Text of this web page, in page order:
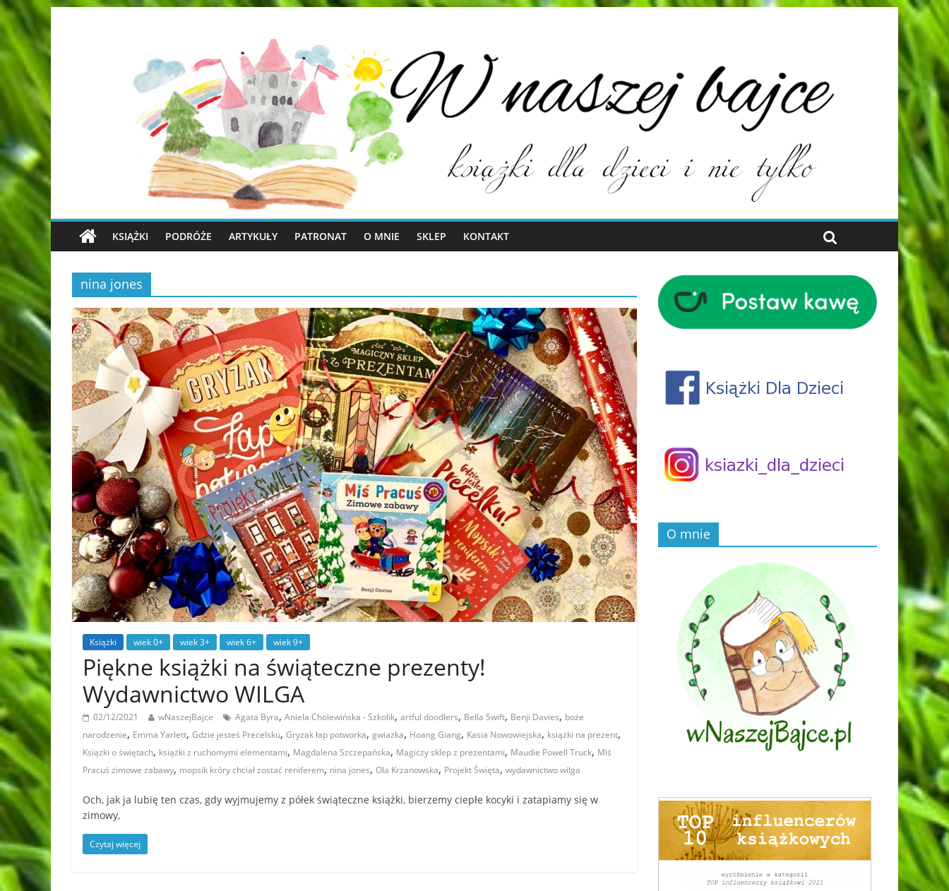
KSIĄŻKI PODRÓŻE ARTYKUŁY PATRONAT O MNIE SKLEP KONTAKT
nina jones
Książki wiek 0+ wiek 3+ wiek 6+ wiek 9+
Piękne książki na świąteczne prezenty!
Wydawnictwo WILGA
02/12/2021 wNaszejBajce Agata Byra, Aniela Cholewińska - Szkolik, artful doodlers, Bella Swift, Benji Davies, boże
narodzenie, Emma Yarlett, Gdzie jesteś Precelsku, Gryzak łap potworka, gwiazka, Hoang Giang, Kasia Nowowiejska, książki na prezent,
Ksiązki o świętach, książki z ruchomymi elementami, Magdalena Szczepańska, Magiczy sklep z prezentami, Maudie Powell Truck, Miś
Pracuś zimowe zabawy, mopsik króry chciał zostać reniferem, nina jones, Ola Krzanowska, Projekt Święta, wydawnictwo wilga
Och, jak ja lubię ten czas, gdy wyjmujemy z półek świąteczne książki, bierzemy ciepłe kocyki i zatapiamy się w
zimowy,
Czytaj więcej
O mnie